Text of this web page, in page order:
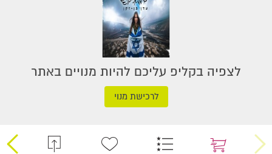
לצפיה בקליפ עליכם להיות מנויים באתר
לרכישת מנוי